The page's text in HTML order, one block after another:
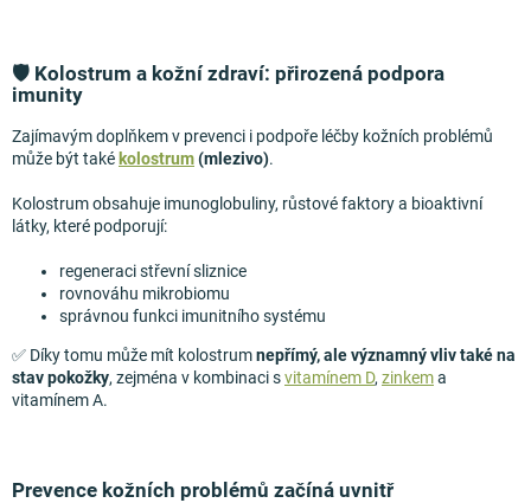
🛡️ Kolostrum a kožní zdraví: přirozená podpora
imunity
Zajímavým doplňkem v prevenci i podpoře léčby kožních problémů
může být také kolostrum(mlezivo).
Kolostrum obsahuje imunoglobuliny, růstové faktory a bioaktivní
látky, které podporují:
regeneraci střevní sliznice
rovnováhu mikrobiomu
správnou funkci imunitního systému
✅ Díky tomu může mít kolostrumnepřímý, ale významný vliv také na
stav pokožky, zejména v kombinaci svitamínem D, zinkema
vitamínem A.
Prevence kožních problémů začíná uvnitř